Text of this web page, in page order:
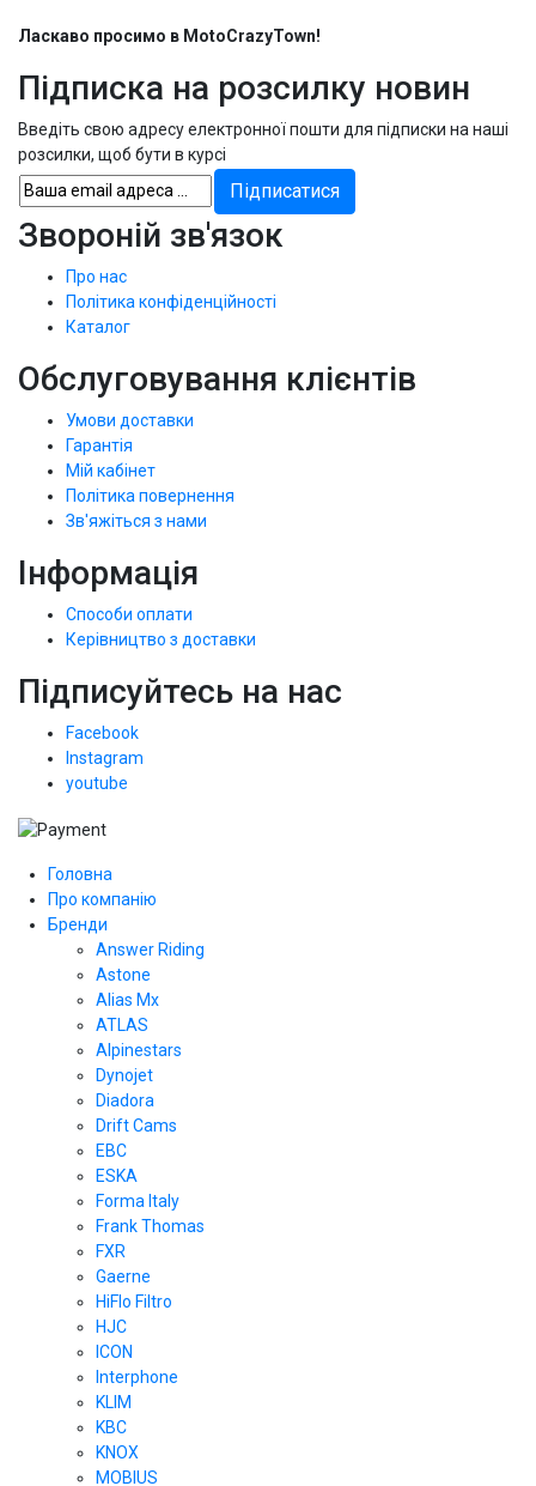
Ласкаво просимо в MotoCrazyTown!
Підписка на розсилку новин
Введіть свою адресу електронної пошти для підписки на наші
розсилки, щоб бути в курсі
Звороній зв'язок
Про нас
Політика конфіденційності
Каталог
Обслуговування клієнтів
Умови доставки
Гарантія
Мій кабінет
Політика повернення
Зв'яжіться з нами
Інформація
Способи оплати
Керівництво з доставки
Підписуйтесь на нас
Facebook
Instagram
youtube
Головна
Про компанію
Бренди
Answer Riding
Astone
Alias Mx
ATLAS
Alpinestars
Dynojet
Diadora
Drift Cams
EBC
ESKA
Forma Italy
Frank Thomas
FXR
Gaerne
HiFlo Filtro
HJC
ICON
Interphone
KLIM
KBC
KNOX
MOBIUS